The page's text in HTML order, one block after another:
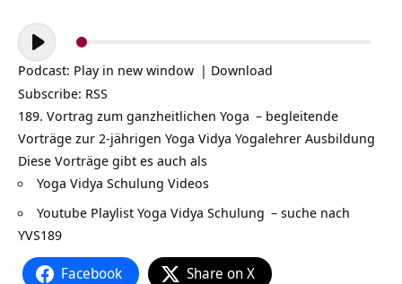
Audio-
Player
Podcast: Play in new window | Download
Subscribe: RSS
189. Vortrag zum ganzheitlichen Yoga – begleitende
Vorträge zur 2-jährigen Yoga Vidya Yogalehrer Ausbildung
Diese Vorträge gibt es auch als
Yoga Vidya Schulung Videos
Youtube Playlist Yoga Vidya Schulung – suche nach
YVS189
Facebook Share on X